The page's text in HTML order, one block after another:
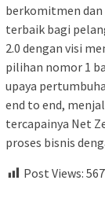
berkomitmen dan
terbaik bagi
2.0 dengan visi
pilihan nomor 1
upaya
end to end,
tercapainya Net
proses bisnis
Post Views: 567